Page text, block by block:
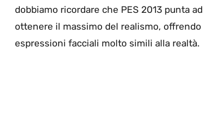
dobbiamo ricordare che PES 2013 punta ad
ottenere il massimo del realismo, offrendo
espressioni facciali molto simili alla realtà.